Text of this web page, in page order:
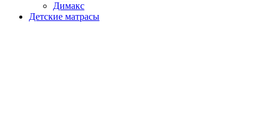
Димакс
Детские матрасы